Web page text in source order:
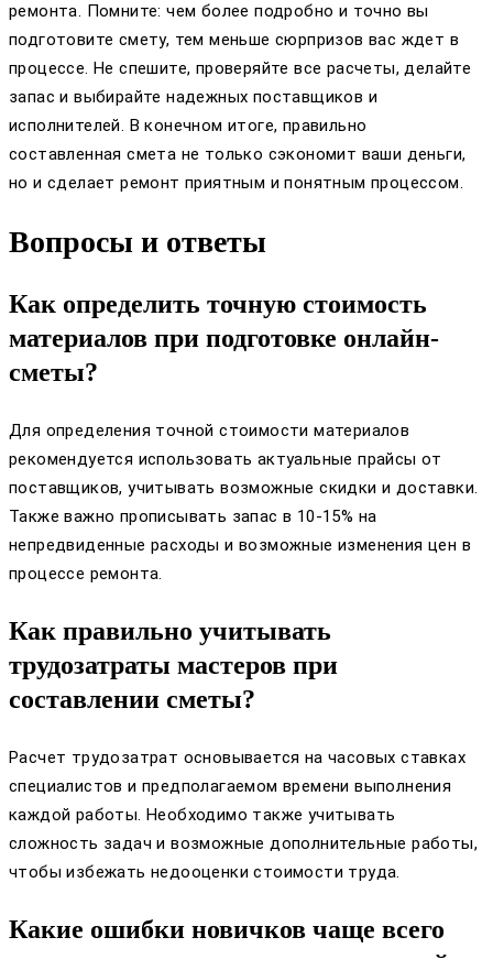
ремонта. Помните: чем более подробно и точно вы
подготовите смету, тем меньше сюрпризов вас ждет в
процессе. Не спешите, проверяйте все расчеты, делайте
запас и выбирайте надежных поставщиков и
исполнителей. В конечном итоге, правильно
составленная смета не только сэкономит ваши деньги,
но и сделает ремонт приятным и понятным процессом.
Вопросы и ответы
Как определить точную стоимость
материалов при подготовке онлайн-
сметы?
Для определения точной стоимости материалов
рекомендуется использовать актуальные прайсы от
поставщиков, учитывать возможные скидки и доставки.
Также важно прописывать запас в 10-15% на
непредвиденные расходы и возможные изменения цен в
процессе ремонта.
Как правильно учитывать
трудозатраты мастеров при
составлении сметы?
Расчет трудозатрат основывается на часовых ставках
специалистов и предполагаемом времени выполнения
каждой работы. Необходимо также учитывать
сложность задач и возможные дополнительные работы,
чтобы избежать недооценки стоимости труда.
Какие ошибки новичков чаще всего